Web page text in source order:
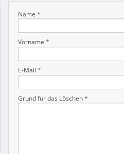
Name *
Vorname *
E-Mail *
Grund für das Löschen *
MIT PLAYMOBIL